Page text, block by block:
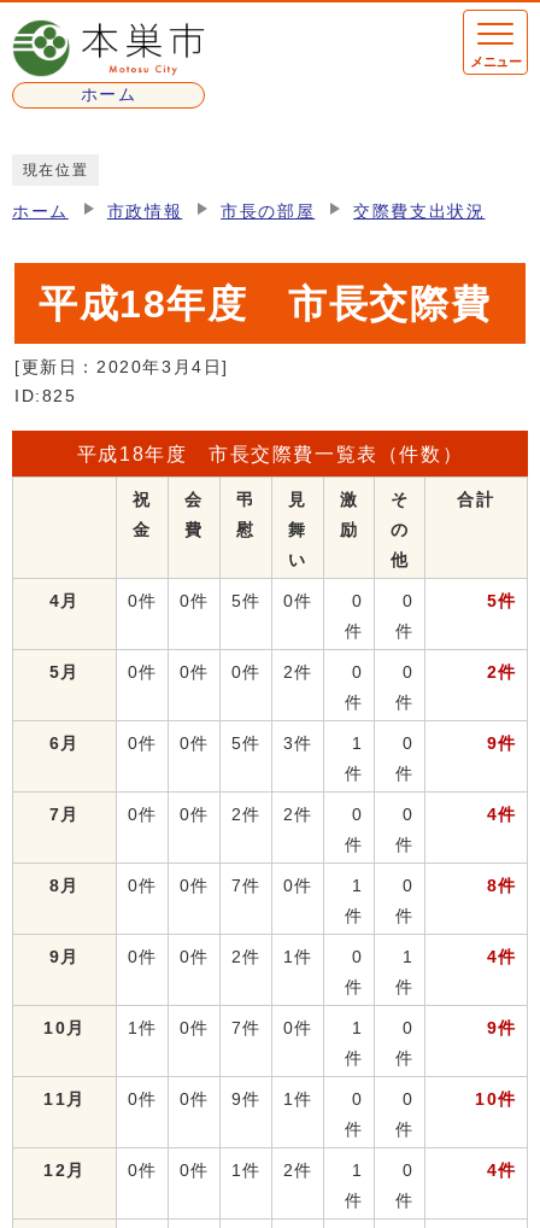
ページの先頭です
ホーム
メニュー
現在位置
ホーム 市政情報 市長の部屋 交際費支出状況
平成18年度 市長交際費
[更新日： 2020年3月4日]
ID:825
平成18年度 市長交際費一覧表（件数）
祝
金
会
費
弔
慰
見
舞
い
激
励
そ
の
他
合計
4月 0件 0件 5件 0件
0
件
0
件
5件
5月 0件 0件 0件 2件
0
件
0
件
2件
6月 0件 0件 5件 3件
1
件
0
件
9件
7月 0件 0件 2件 2件
0
件
0
件
4件
8月 0件 0件 7件 0件
1
件
0
件
8件
9月 0件 0件 2件 1件
0
件
1
件
4件
10月 1件 0件 7件 0件
1
件
0
件
9件
11月 0件 0件 9件 1件
0
件
0
件
10件
12月 0件 0件 1件 2件
1
件
0
件
4件